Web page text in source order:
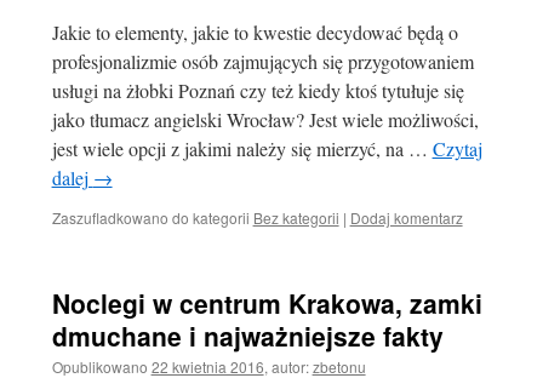
Jakie to elementy, jakie to kwestie decydować będą o
profesjonalizmie osób zajmujących się przygotowaniem
usługi na żłobki Poznań czy też kiedy ktoś tytułuje się
jako tłumacz angielski Wrocław? Jest wiele możliwości,
jest wiele opcji z jakimi należy się mierzyć, na … Czytaj
dalej →
Zaszufladkowano do kategorii Bez kategorii | Dodaj komentarz
Noclegi w centrum Krakowa, zamki
dmuchane i najważniejsze fakty
Opublikowano 22 kwietnia 2016, autor: zbetonu